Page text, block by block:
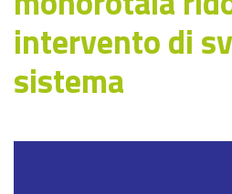
intervento di
sistema